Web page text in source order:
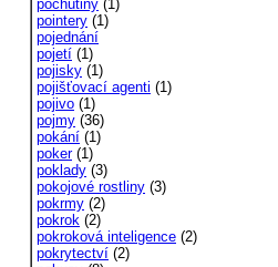
pochutiny (1)
pointery (1)
pojednání
pojetí (1)
pojisky (1)
pojišťovací agenti (1)
pojivo (1)
pojmy (36)
pokání (1)
poker(1)
poklady (3)
pokojové rostliny (3)
pokrmy (2)
pokrok (2)
pokroková inteligence (2)
pokrytectví (2)